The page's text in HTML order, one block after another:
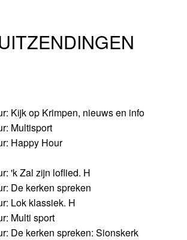
Kijk op Krimpen, nieuws en info
Multisport
Happy Hour
'k Zal zijn loflied. H
De kerken spreken
Lok klassiek. H
Multi sport
De kerken spreken: Sionskerk